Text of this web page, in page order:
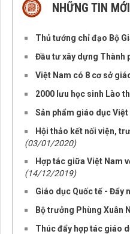
NHỮNG TIN
Thủ tướng chỉ đạo Bộ
Đầu tư xây dựng Thành
Việt Nam có 8 cơ sở
2000 lưu học sinh Lào
Sản phẩm giáo dục
Hội thảo kết nối viện,
(03/01/2020)
Hợp tác giữa Việt Nam
(14/12/2019)
Giáo dục Quốc tế - Đẩy
Bộ trưởng Phùng Xuân
Thúc đẩy hợp tác giáo